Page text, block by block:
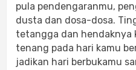
pula pendengaranmu,
dusta dan dosa-dosa.
tetangga dan hendaknya
tenang pada hari kamu
jadikan hari berbukamu